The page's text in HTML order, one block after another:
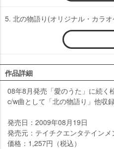
5. 北の物語り(オリジナル・カラオ
作品詳細
08年8月発売「愛のうた」に続く
c/w曲として「北の物語り」他収録
発売日：2009年08月19日
発売元：テイチクエンタテイン
価格：1,257円（税込）